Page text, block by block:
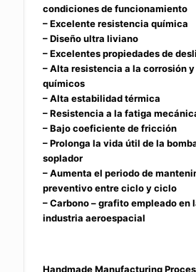
condiciones de funcionamiento
– Excelente resistencia química
– Diseño ultra liviano
– Excelentes propiedades de
– Alta resistencia a la corrosión
químicos
– Alta estabilidad térmica
– Resistencia a la fatiga
– Bajo coeficiente de fricción
– Prolonga la vida útil de la
soplador
– Aumenta el periodo de
preventivo entre ciclo y ciclo
– Carbono – grafito empleado en
industria aeroespacial
Handmade Manufacturing